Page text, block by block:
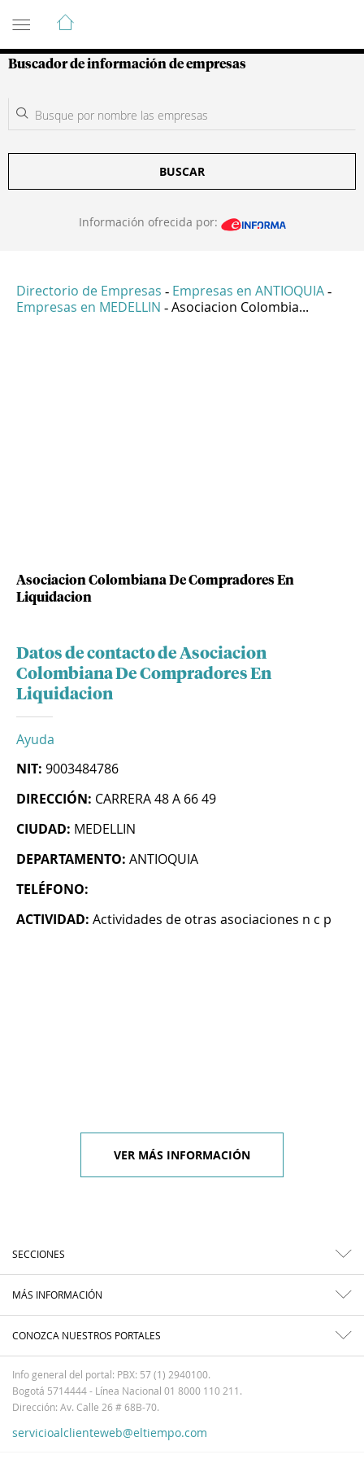
Guía de Empresas Colombianas
Buscador de información de empresas
BUSCAR
Información ofrecida por:
Directorio de Empresas - Empresas en ANTIOQUIA -
Empresas en MEDELLIN - Asociacion Colombia...
Asociacion Colombiana De Compradores En
Liquidacion
Datos de contacto de Asociacion
Colombiana De Compradores En
Liquidacion
Ayuda
NIT: 9003484786
DIRECCIÓN: CARRERA 48 A 66 49
CIUDAD: MEDELLIN
DEPARTAMENTO: ANTIOQUIA
TELÉFONO:
ACTIVIDAD: Actividades de otras asociaciones n c p
VER MÁS INFORMACIÓN
SECCIONES
MÁS INFORMACIÓN
CONOZCA NUESTROS PORTALES
Info general del portal: PBX: 57 (1) 2940100.
Bogotá 5714444 - Línea Nacional 01 8000 110 211.
Dirección: Av. Calle 26 # 68B-70.
servicioalclienteweb@eltiempo.com